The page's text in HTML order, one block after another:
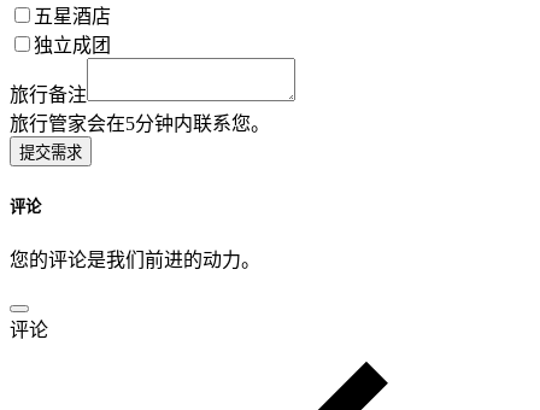
五星酒店
独立成团
旅行备注
旅行管家会在5分钟内联系您。
提交需求
评论
您的评论是我们前进的动力。
评论